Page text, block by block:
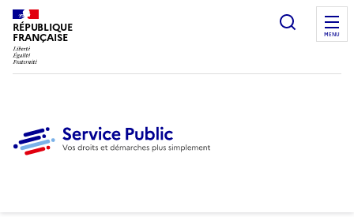
RÉPUBLIQUE
FRANÇAISE
Ouvrir
MENU